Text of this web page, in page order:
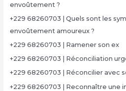
envoûtement ?
+229 68260703 | Quels sont les
envoûtement amoureux ?
+229 68260703 | Ramener son ex
+229 68260703 | Réconciliation
+229 68260703 | Réconcilier avec
+229 68260703 | Reconnaître une